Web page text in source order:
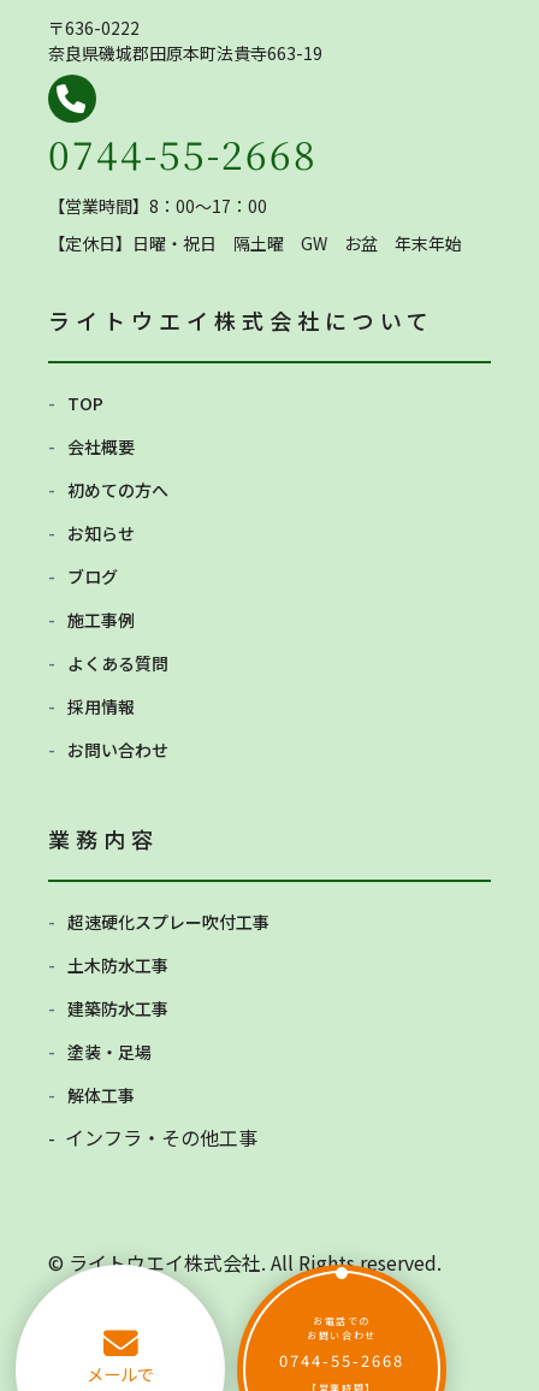
メールで
お電話での
お問い合わせ
0744-55-2668
〒636-0222
奈良県磯城郡田原本町法貴寺663-19
0744-55-2668
【営業時間】8：00～17：00
【定休日】 日曜・祝日 隔土曜 GW お盆 年末年始
ライトウエイ株式会社 について
TOP
会社概要
初めての方へ
お知らせ
ブログ
施工事例
よくある質問
採用情報
お問い合わせ
業務内容
超速硬化スプレー吹付工事
土木防水工事
建築防水工事
塗装・足場
解体工事
- インフラ・その他工事
© ライトウエイ株式会社. All Rights reserved.